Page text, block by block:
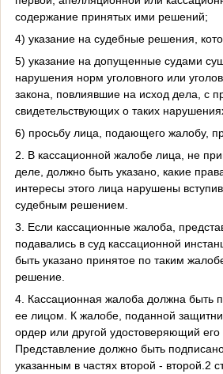
содержание принятых ими решений;
4) указание на судебные решения,
5) указание на допущенные судами
нарушения норм уголовного или
закона, повлиявшие на исход дела, с
свидетельствующих о таких
6) просьбу лица, подающего жалобу,
2. В кассационной жалобе лица, не
деле, должно быть указано, какие
интересы этого лица нарушены
судебным решением.
3. Если кассационные жалоба,
подавались в суд кассационной
быть указано принятое по таким
решение.
4. Кассационная жалоба должна быть
ее лицом. К жалобе, поданной
ордер или другой удостоверяющий
Представление должно быть
указанным в частях второй - второй.2